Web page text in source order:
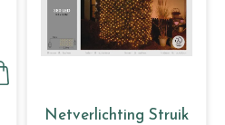
Netverlichting Struik